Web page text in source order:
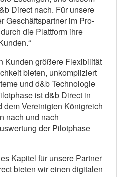
Direct nach. Für unsere
Geschäftspartner im Pro-
die Plattform ihre
Kunden größere Flexibilität
bieten, unkompliziert
und d&b Technologie
ist d&b Direct in
dem Vereinigten Königreich
nach und nach
der Pilotphase
Kapitel für unsere Partner
bieten wir einen digitalen